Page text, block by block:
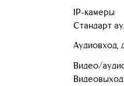
IP-камеры
Стандарт
Аудиовход,
Видео/
Видеовыход